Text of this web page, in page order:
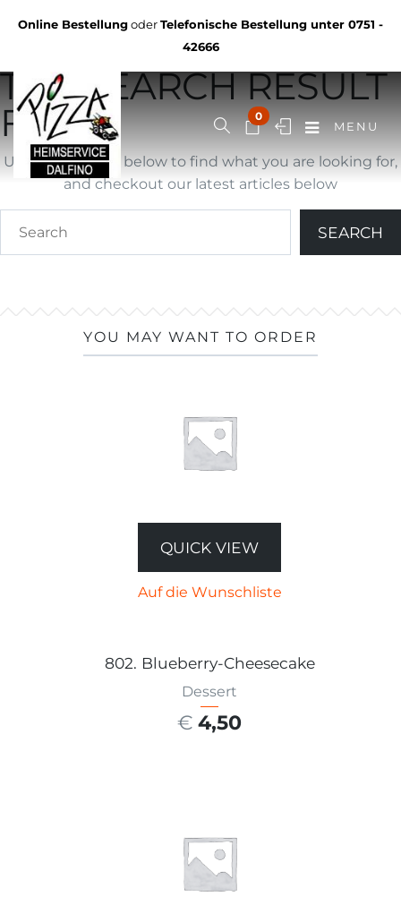
Online BestellungoderTelefonische Bestellung unter 0751 -
42666
0
MENU
YOU ARE BROWSING
THE SEARCH RESULT
FOR ""
Use search form below to find what you are looking for,
and checkout our latest articles below
YOU MAY WANT TO ORDER
QUICK VIEW
Auf die Wunschliste
802. Blueberry-Cheesecake
Dessert
€ 4,50